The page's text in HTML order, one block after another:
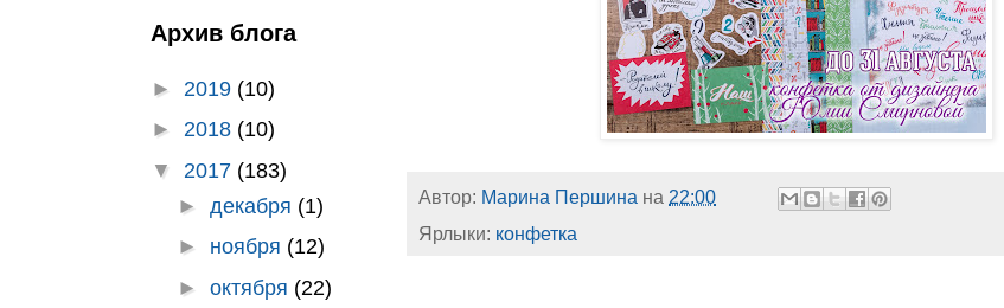
Автор: Марина Першина на 22:00
Ярлыки: конфетка
Архив блога
► 2019 (10)
► 2018 (10)
▼ 2017 (183)
► декабря (1)
► ноября (12)
► октября (22)